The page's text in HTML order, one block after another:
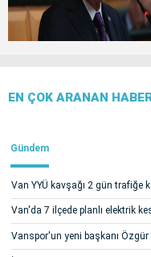
EN ÇOK ARANAN
Gündem
Van YYÜ kavşağı 2 gün trafiğe
Van'da 7 ilçede planlı elektrik
Vanspor'un yeni başkanı